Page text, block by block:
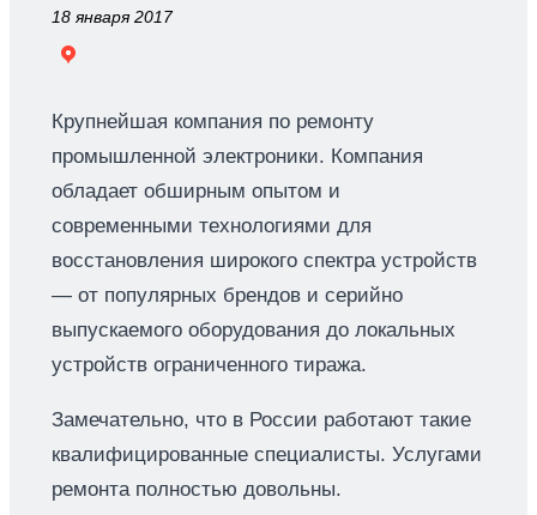
18 января 2017
Крупнейшая компания по ремонту
промышленной электроники. Компания
обладает обширным опытом и
современными технологиями для
восстановления широкого спектра устройств
— от популярных брендов и серийно
выпускаемого оборудования до локальных
устройств ограниченного тиража.
Замечательно, что в России работают такие
квалифицированные специалисты. Услугами
ремонта полностью довольны.